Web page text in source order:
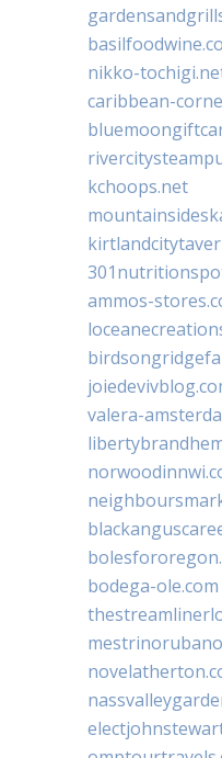
nikko-
caribbean-
kchoops.net
ammos-
valera-
bodega-ole.com